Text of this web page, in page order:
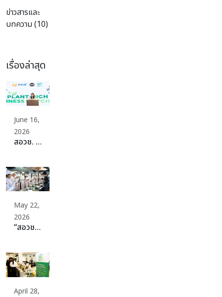
ข่าวสารและ
บทความ (10)
เรื่องล่าสุด
June 16,
2026
สอวช. ปักหมุดเปลี่ยนผ่านระบบอาหารประเทศสู่ Plant-Rich Diets เดินหน้าจัดเต็มดึงผู้ผลิต ผู้บริโภค พร้อมสร้างระบบนิเวศที่แข็งแกร่ง ดันไทยก้าวสู่ระบบอาหารที่ดีต่อสุขภาพ สิ่งแวดล้อม สร้างมูลค่าเศรษฐกิจและแข่งขันได้ในเวทีโลกอย่างยั่งยืน
May 22,
2026
“สอวช. – ม.สวนดุสิต” ปลดล็อกธุรกิจอาหารยุคใหม่ ดันหลักสูตร “Plant-Rich Diet” ปั้นเครือข่ายอาหารแห่งอนาคต ชวนทุกภาคส่วนร่วม “Plant 30% Leaders Club” เพิ่มทางเลือกอาหารเพื่อสุขภาพและยั่งยืน
April 28,